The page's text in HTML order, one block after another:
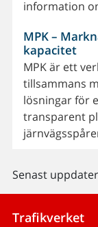
information
MPK –
kapacitet
MPK är ett
tillsammans
lösningar för
transparent
Senast
Trafikverket